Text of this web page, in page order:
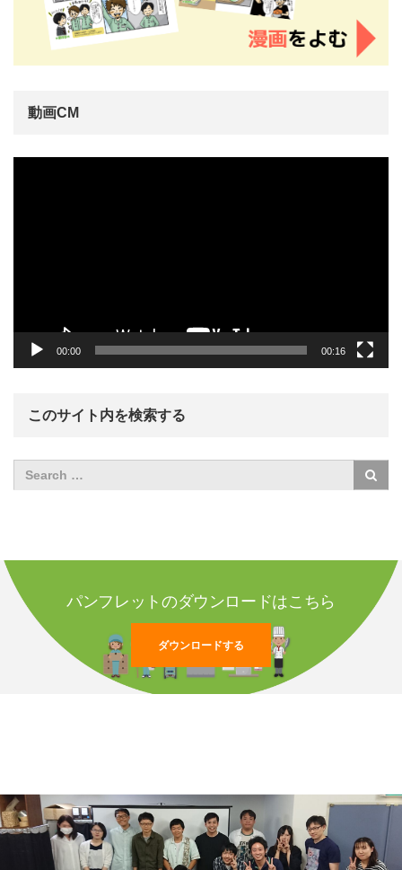
動画CM
00:00 00:16
このサイト内を検索する
パンフレットのダウンロードはこちら
ダウンロードする